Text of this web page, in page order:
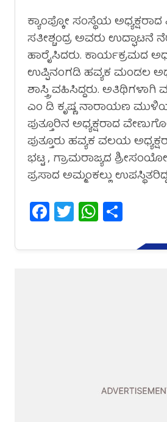
ಕ್ಯಾಂಪ್ಕೋ ಸಂಸ್ಥೆಯ
ಸತೀಶ್ಚಂದ್ರ ಅವರು ಉದ್ಘಾಟನೆ
ಹಾರೈಸಿದರು. ಕಾರ್ಯಕ್ರಮದ
ಉಪ್ಪಿನಂಗಡಿ ಹವ್ಯಕ ಮಂಡಲ
ಶಾಸ್ತ್ರಿ ವಹಿಸಿದ್ದರು.
ಎಂ ಡಿ ಕೃಷ್ಣ ನಾರಾಯಣ
ಪುತ್ತೂರಿನ ಅಧ್ಯಕ್ಷರಾದ
ಪುತ್ತೂರು ಹವ್ಯಕ ವಲಯ
ಭಟ್ಟ , ಗ್ರಾಮರಾಜ್ಯದ
ಪ್ರಸಾದ ಅಮ್ಮಂಕಲ್ಲು
Facebook
TwitterWhatsApp